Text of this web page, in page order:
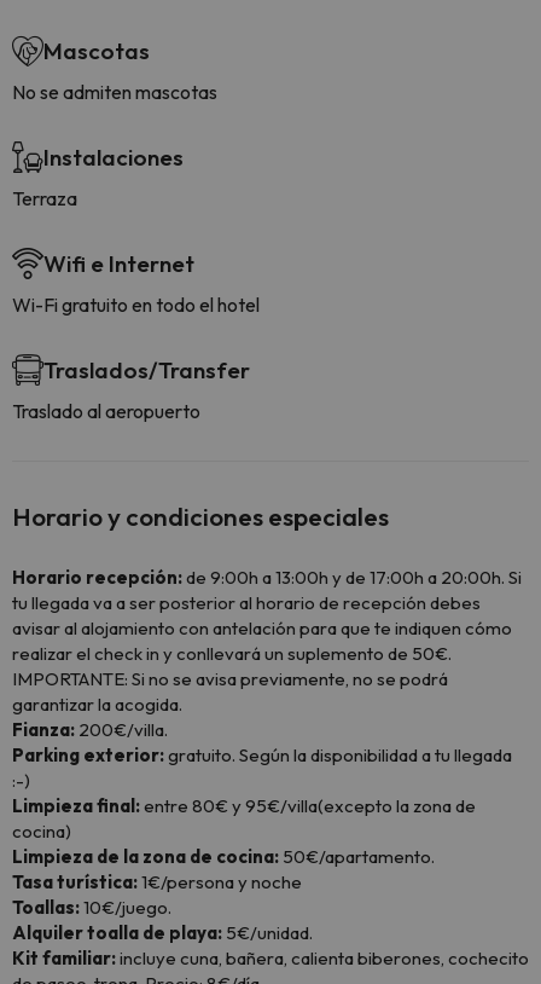
Mascotas
No se admiten mascotas
Instalaciones
Terraza
Wifi e Internet
Wi-Fi gratuito en todo el hotel
Traslados/Transfer
Traslado al aeropuerto
Horario y condiciones especiales
Horario recepción:de 9:00h a 13:00h y de 17:00h a 20:00h. Si
tu llegada va a ser posterior al horario de recepción debes
avisar al alojamiento con antelación para que te indiquen cómo
realizar el check in y conllevará un suplemento de 50€.
IMPORTANTE: Si no se avisa previamente, no se podrá
garantizar la acogida.
Fianza: 200€/villa.
Parking exterior:gratuito. Según la disponibilidad a tu llegada
:-)
Limpieza final:entre 80€ y 95€/villa(excepto la zona de
cocina)
Limpieza de la zona de cocina: 50€/apartamento.
Tasa turística:1€/persona y noche
Toallas:10€/juego.
Alquiler toalla de playa: 5€/unidad.
Kit familiar:incluye cuna, bañera, calienta biberones, cochecito